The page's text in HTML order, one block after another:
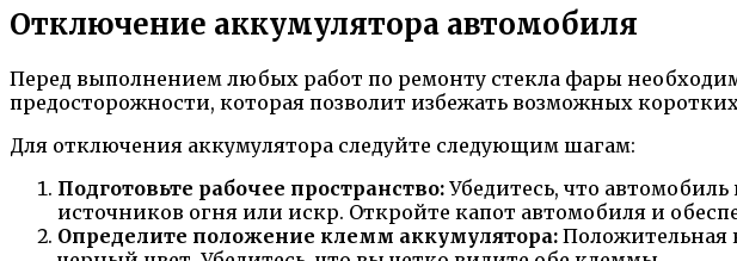
Отключение аккумулятора автомобиля
Перед выполнением любых работ по ремонту стекла фары
предосторожности, которая позволит избежать возможных
Для отключения аккумулятора следуйте следующим шагам:
Подготовьте рабочее пространство: Убедитесь, что
источников огня или искр. Откройте капот автомобиля и
Определите положение клемм аккумулятора: Положительная